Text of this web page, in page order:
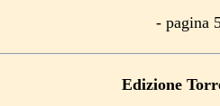
- pagina
Edizione